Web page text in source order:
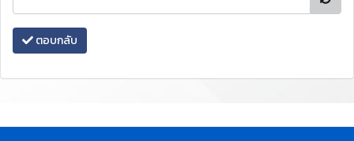
ตอบกลับ